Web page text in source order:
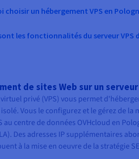
choisir un hébergement VPS en
les fonctionnalités du serveur VPS
de sites Web sur un serveur
privé (VPS) vous permet
Vous le configurez et le gérez de
au centre de données OVHcloud en
Des adresses IP supplémentaires
à la mise en oeuvre de la stratégie